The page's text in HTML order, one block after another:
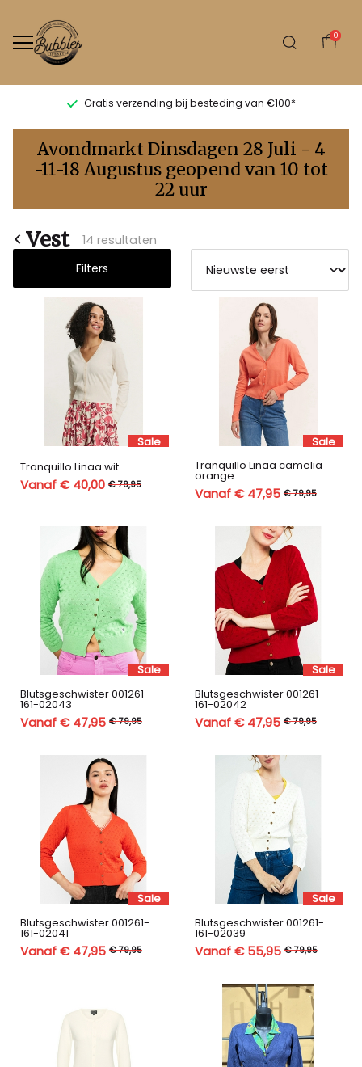
0
Gratis verzending bij besteding van €100*
Vest
Bubbles
Sluis
Avondmarkt Dinsdagen 28 Juli - 4
-11-18 Augustus geopend van 10 tot
22 uur
Vest
14 resultaten
Filters
Sale
Tranquillo Linaa wit
Vanaf € 40,00 € 79,95
Sale
Tranquillo Linaa camelia
orange
Vanaf € 47,95 € 79,95
Sale
Blutsgeschwister 001261-
161-02043
Vanaf € 47,95 € 79,95
Sale
Blutsgeschwister 001261-
161-02042
Vanaf € 47,95 € 79,95
Sale
Blutsgeschwister 001261-
161-02041
Vanaf € 47,95 € 79,95
Sale
Blutsgeschwister 001261-
161-02039
Vanaf € 55,95 € 79,95